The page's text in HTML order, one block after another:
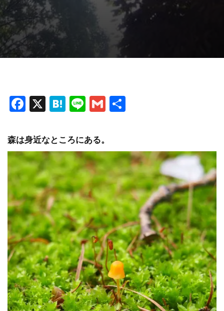
F
ce
b
o
o
k
X H
e
n
a
Li
e
G
l
森は身近なところにある。